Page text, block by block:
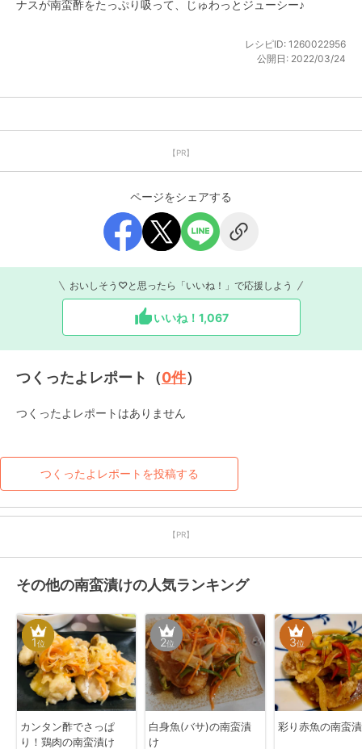
ナスが南蛮酢をたっぷり吸って、じゅわっとジューシー♪
レシピID: 1260022956
公開日: 2022/03/24
【PR】
ページをシェアする
おいしそう♡と思ったら「いいね！」で応援しよう
いいね！ 1,067
つくったよレポート（0件）
つくったよレポートはありません
つくったよレポートを投稿する
【PR】
その他の南蛮漬けの人気ランキング
1位
カンタン酢でさっぱ
り！鶏肉の南蛮漬け
2位
白身魚(バサ)の南蛮漬
け
3位
彩り赤魚の南蛮